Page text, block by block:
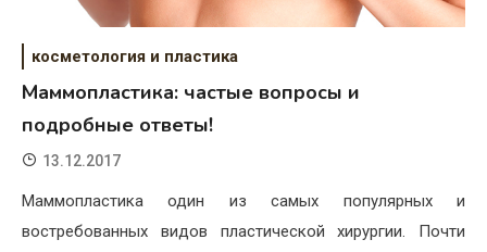
косметология и пластика
Маммопластика: частые вопросы и
подробные ответы!
13.12.2017
Маммопластика один из самых популярных и
востребованных видов пластической хирургии. Почти